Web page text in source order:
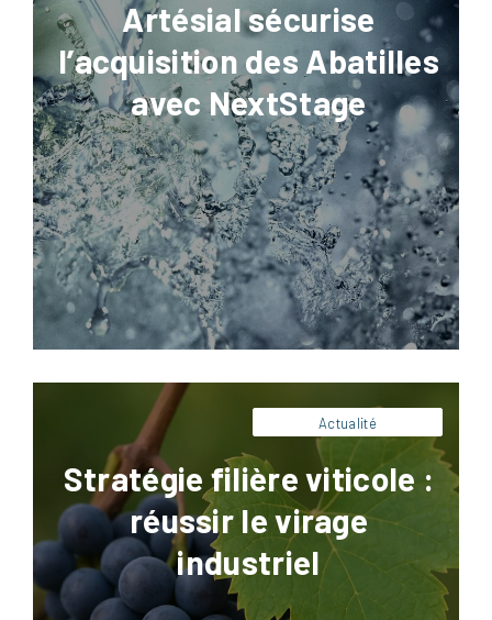
Artésial sécurise
l’acquisition des Abatilles
avec NextStage
Actualité
Stratégie filière viticole :
réussir le virage
industriel
Facebook
LinkedIn
X Pinterest
La stratégie filière viticole n’est plus
uniquement une réflexion commerciale ou
institutionnelle. Elle devient un enjeu
industriel majeur pour les domaines, caves
coopératives, maisons de négoce et acteurs
du conditionnement. Dans un contexte
marqué par la baisse de la consommation,
la hausse des coûts de production, les
attentes des consommateurs, […]
Facebook
LinkedIn
X Pinterest